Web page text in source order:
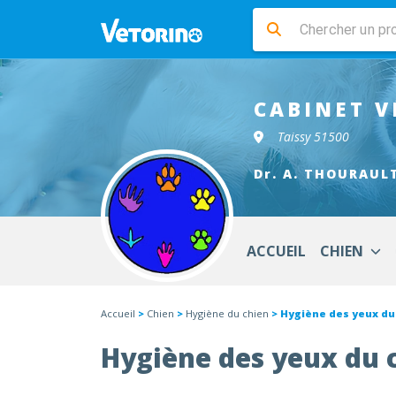
CABINET
Taissy 51500
Dr. A.
ACCUEIL CHIEN
Accueil > Chien > Hygiène du chien > Hygiène des yeux
Hygiène des yeux du